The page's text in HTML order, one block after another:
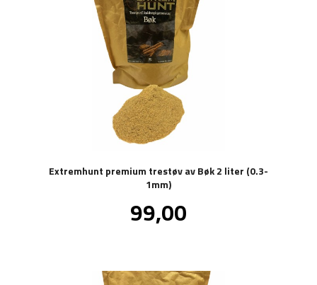
Extremhunt premium trestøv av Bøk 2 liter (0.3-
1mm)
Pris
99,00